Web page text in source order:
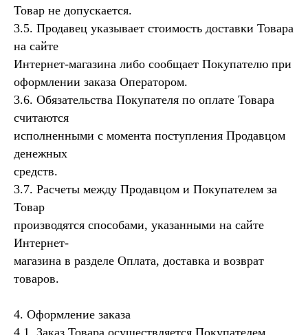
Товар не допускается.
3.5. Продавец указывает стоимость доставки Товара
на сайте
Интернет-магазина либо сообщает Покупателю при
оформлении заказа Оператором.
3.6. Обязательства Покупателя по оплате Товара
считаются
исполненными с момента поступления Продавцом
денежных
средств.
3.7. Расчеты между Продавцом и Покупателем за
Товар
производятся способами, указанными на сайте
Интернет-
магазина в разделе Оплата, доставка и возврат
товаров.
4. Оформление заказа
4.1. Заказ Товара осуществляется Покупателем